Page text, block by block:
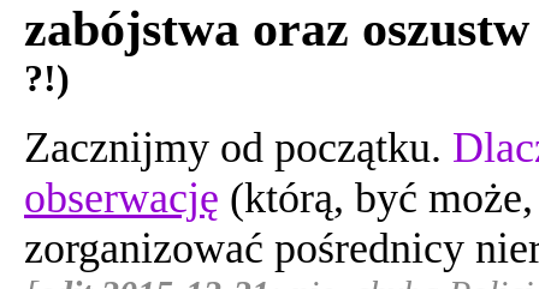
zabójstwa oraz
?!)
Zacznijmy od początku.
obserwację (którą, być
zorganizować pośrednicy